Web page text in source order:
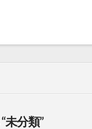
“未分類”